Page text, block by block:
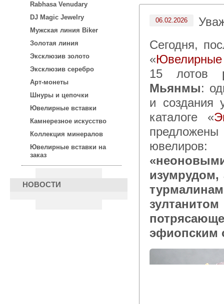
Rabhasa Venudary
DJ Magic Jewelry
Мужская линия Biker
Золотая линия
Эксклюзив золото
Эксклюзив серебро
Арт-монеты
Шнуры и цепочки
Ювелирные вставки
Камнерезное искусство
Коллекция минералов
Ювелирные вставки на
заказ
НОВОСТИ
06.02.2026
Сегодня, после 15:00 по московскому времени, в каталоге
«Ювелирные
15 лотов
Мьянмы:
и создания
каталоге «
ювелиров:
эфиопским